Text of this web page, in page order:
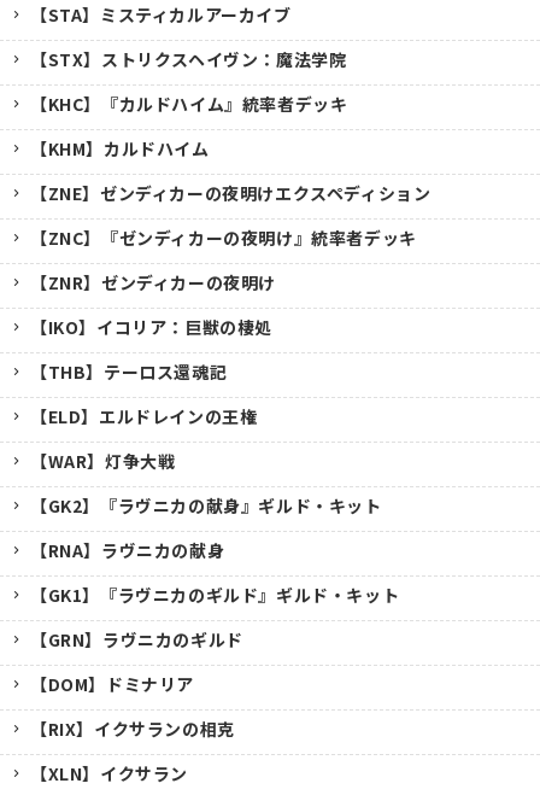
【STA】ミスティカルアーカイブ
【STX】ストリクスヘイヴン：魔法学院
【KHC】『カルドハイム』統率者デッキ
【KHM】カルドハイム
【ZNE】ゼンディカーの夜明けエクスペディション
【ZNC】『ゼンディカーの夜明け』統率者デッキ
【ZNR】ゼンディカーの夜明け
【IKO】イコリア：巨獣の棲処
【THB】テーロス還魂記
【ELD】エルドレインの王権
【WAR】灯争大戦
【GK2】『ラヴニカの献身』ギルド・キット
【RNA】ラヴニカの献身
【GK1】『ラヴニカのギルド』ギルド・キット
【GRN】ラヴニカのギルド
【DOM】ドミナリア
【RIX】イクサランの相克
【XLN】イクサラン